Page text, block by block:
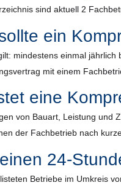
sind aktuell 2
ein
mindestens einmal
mit einem
eine
von Bauart, Leistung und
der Fachbetrieb nach
24-
Betriebe im Umkreis